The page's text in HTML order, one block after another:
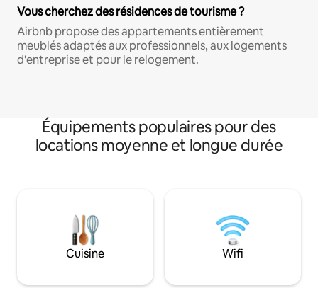
Vous cherchez des résidences de tourisme ?
Airbnb propose des appartements entièrement
meublés adaptés aux professionnels, aux logements
d'entreprise et pour le relogement.
Équipements populaires pour des
locations moyenne et longue durée
Cuisine Wifi